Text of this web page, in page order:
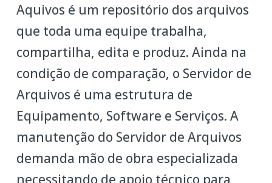
Aquivos é um repositório dos arquivos
que toda uma equipe trabalha,
compartilha, edita e produz. Ainda na
condição de comparação, o Servidor de
Arquivos é uma estrutura de
Equipamento, Software e Serviços. A
manutenção do Servidor de Arquivos
demanda mão de obra especializada
necessitando de apoio técnico para